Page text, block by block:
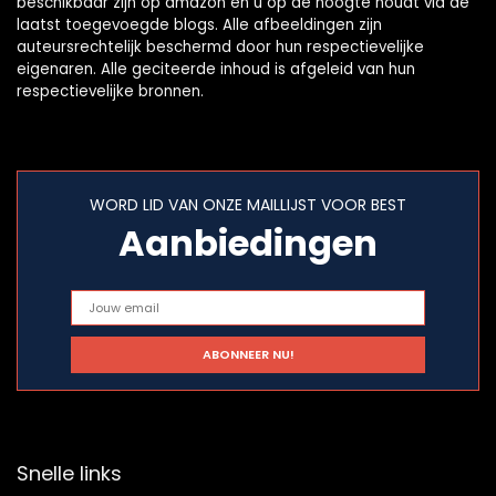
laatst toegevoegde blogs. Alle afbeeldingen zijn
auteursrechtelijk beschermd door hun respectievelijke
eigenaren. Alle geciteerde inhoud is afgeleid van hun
respectievelijke bronnen.
WORD LID VAN ONZE MAILLIJST VOOR BEST
Aanbiedingen
Snelle links